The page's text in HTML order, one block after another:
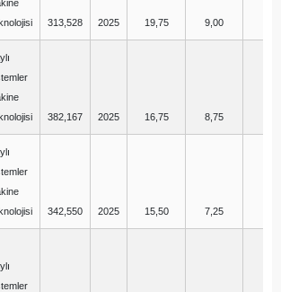
313,528 2025 19,75 9,00
382,167 2025 16,75 8,75
342,550 2025 15,50 7,25